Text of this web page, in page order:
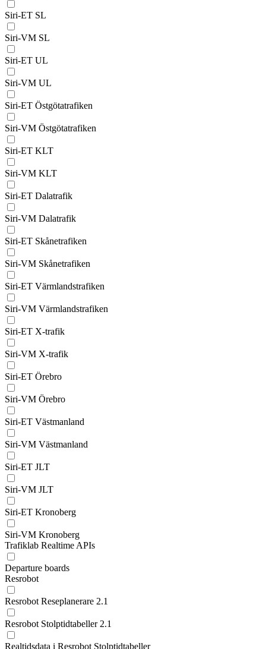
Siri-ET SL
Siri-VM SL
Siri-ET UL
Siri-VM UL
Siri-ET Östgötatrafiken
Siri-VM Östgötatrafiken
Siri-ET KLT
Siri-VM KLT
Siri-ET Dalatrafik
Siri-VM Dalatrafik
Siri-ET Skånetrafiken
Siri-VM Skånetrafiken
Siri-ET Värmlandstrafiken
Siri-VM Värmlandstrafiken
Siri-ET X-trafik
Siri-VM X-trafik
Siri-ET Örebro
Siri-VM Örebro
Siri-ET Västmanland
Siri-VM Västmanland
Siri-ET JLT
Siri-VM JLT
Siri-ET Kronoberg
Siri-VM Kronoberg
Trafiklab Realtime APIs
Departure boards
Resrobot
Resrobot Reseplanerare 2.1
Resrobot Stolptidtabeller 2.1
Realtidsdata i Resrobot Stolptidtabeller